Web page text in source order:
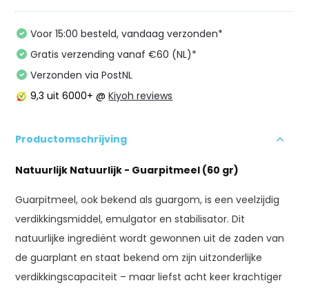
Voor 15:00 besteld, vandaag verzonden*
Gratis verzending vanaf €60 (NL)*
Verzonden via PostNL
9,3 uit 6000+ @Kiyoh reviews
Productomschrijving
Natuurlijk Natuurlijk - Guarpitmeel (60 gr)
Guarpitmeel, ook bekend als guargom, is een veelzijdig
verdikkingsmiddel, emulgator en stabilisator. Dit
natuurlijke ingrediënt wordt gewonnen uit de zaden van
de guarplant en staat bekend om zijn uitzonderlijke
verdikkingscapaciteit – maar liefst acht keer krachtiger